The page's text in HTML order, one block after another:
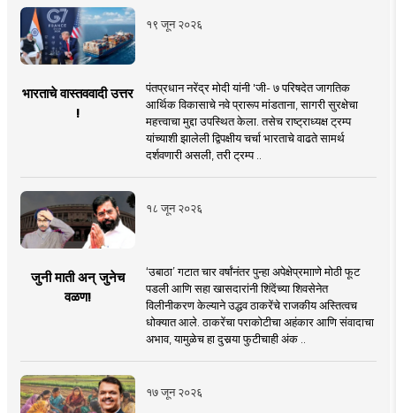
१९ जून २०२६
भारताचे वास्तववादी उत्तर
!
पंतप्रधान नरेंद्र मोदी यांनी 'जी- ७ परिषदेत जागतिक
आर्थिक विकासाचे नवे प्रारूप मांडताना, सागरी सुरक्षेचा
महत्त्वाचा मुद्दा उपस्थित केला. तसेच राष्ट्राध्यक्ष ट्रम्प
यांच्याशी झालेली द्विपक्षीय चर्चा भारताचे वाढते सामर्थ
दर्शवणारी असली, तरी ट्रम्प ..
१८ जून २०२६
जुनी माती अन् जुनेच
वळण!
‘उबाठा’ गटात चार वर्षांनंतर पुन्हा अपेक्षेप्रमााणे मोठी फूट
पडली आणि सहा खासदारांनी शिंदेंच्या शिवसेनेत
विलीनीकरण केल्याने उद्धव ठाकरेंचे राजकीय अस्तित्वच
धोक्यात आले. ठाकरेंचा पराकोटीचा अहंकार आणि संवादाचा
अभाव, यामुळेच हा दुसर्‍या फुटीचाही अंक ..
१७ जून २०२६